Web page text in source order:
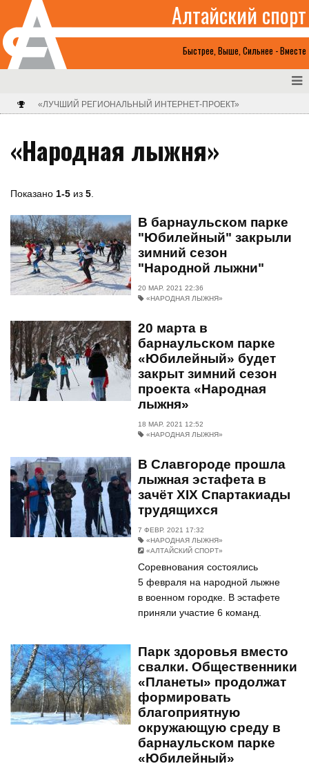
Быстрее, Выше, Сильнее - Вместе
Алтайский спорт
«ЛУЧШИЙ РЕГИОНАЛЬНЫЙ ИНТЕРНЕТ-ПРОЕКТ»
«Народная лыжня»
Показано 1-5 из 5
В барнаульском парке
"Юбилейный" закрыли
зимний сезон
"Народной лыжни"
20 МАР. 2021 22:36
«НАРОДНАЯ ЛЫЖНЯ»
20 марта в
барнаульском парке
«Юбилейный» будет
закрыт зимний сезон
проекта «Народная
лыжня»
18 МАР. 2021 12:52
«НАРОДНАЯ ЛЫЖНЯ»
В Славгороде прошла
лыжная эстафета в
зачёт XIX Спартакиады
трудящихся
7 ФЕВР. 2021 17:32
«НАРОДНАЯ ЛЫЖНЯ»
«АЛТАЙСКИЙ СПОРТ»
Соревнования состоялись
5 февраля на народной лыжне
в военном городке. В эстафете
приняли участие 6 команд.
Парк здоровья вместо
свалки. Общественники
«Планеты» продолжат
формировать
благоприятную
окружающую среду в
барнаульском парке
«Юбилейный»